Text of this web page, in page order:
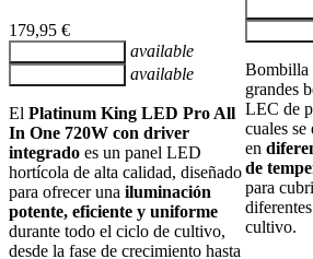
179,95 €
available
available
El Platinum King LED Pro All
In One 720W con driver
integrado es un panel LED
hortícola de alta calidad, diseñado
para ofrecer una iluminación
potente, eficiente y uniforme
durante todo el ciclo de cultivo,
desde la fase de crecimiento hasta
Bombilla
grandes
LEC de
cuales
en
de
para
cultivo.